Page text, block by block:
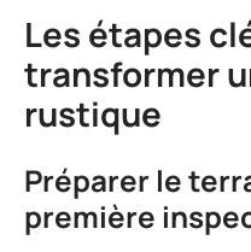
Les étapes
transformer
rustique
Préparer le
première